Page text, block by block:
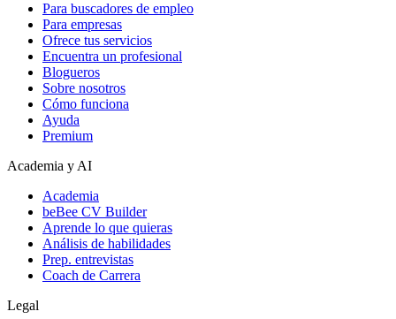
Para buscadores de empleo
Para empresas
Ofrece tus servicios
Encuentra un profesional
Blogueros
Sobre nosotros
Cómo funciona
Ayuda
Premium
Academia y AI
Academia
beBee CV Builder
Aprende lo que quieras
Análisis de habilidades
Prep. entrevistas
Coach de Carrera
Legal